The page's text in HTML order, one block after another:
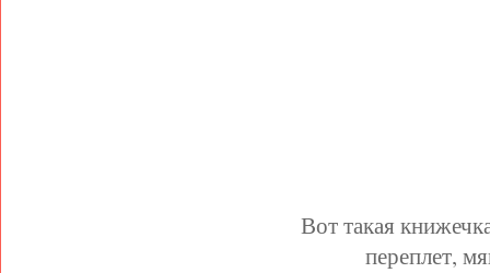
Вот такая
переплет,